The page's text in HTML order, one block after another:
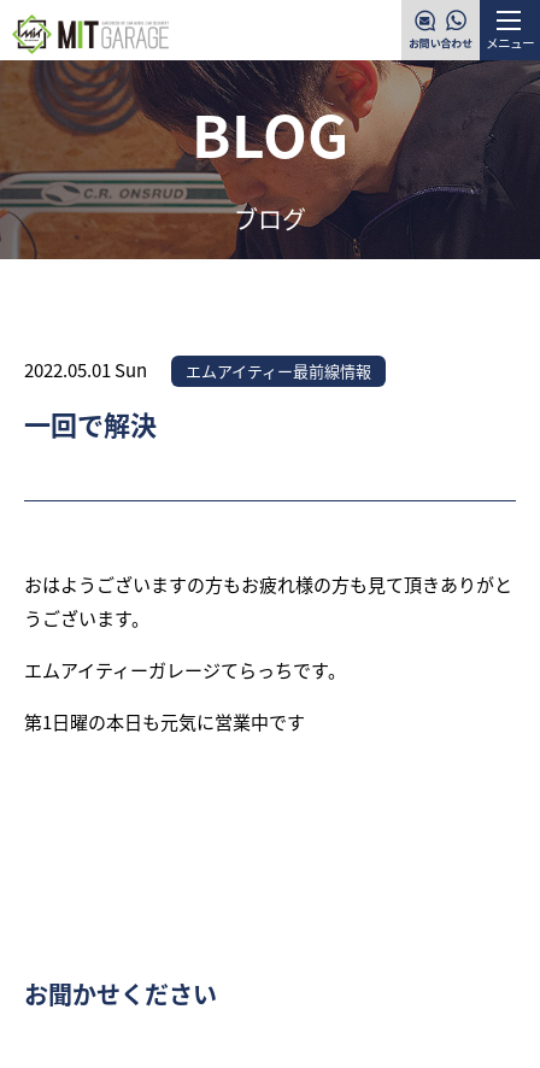
メニュー
BLOG
ブログ
2022.05.01 Sun エムアイティー最前線情報
一回で解決
おはようございますの方もお疲れ様の方も見て頂きありがと
うございます。
エムアイティーガレージてらっちです。
第1日曜の本日も元気に営業中です
お聞かせください